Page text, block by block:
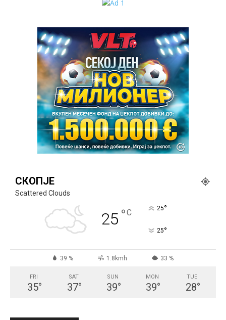
СКОПЈЕ
Scattered Clouds
25 °C 25°
25°
39 % 1.8kmh 33 %
FRI
35°
SAT
37°
SUN
39°
MON
39°
TUE
28°